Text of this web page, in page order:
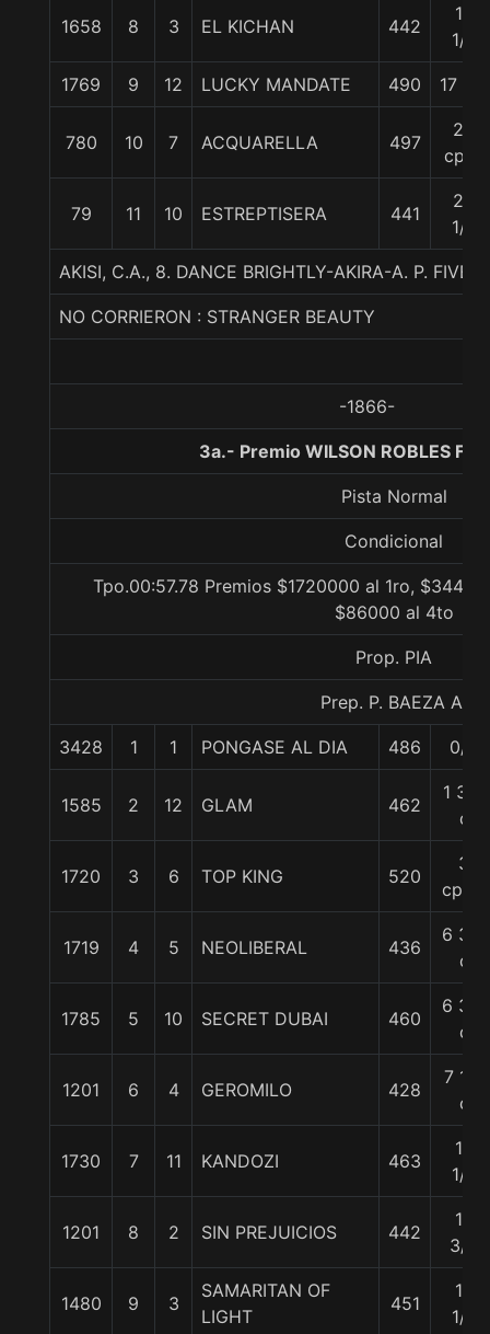
1658 8 3 EL KICHAN 442
14
1/2
1769 9 12 LUCKY MANDATE 490 17 1/2
780 10 7 ACQUARELLA 497
22
cpos
79 11 10 ESTREPTISERA 441
26
1/2
AKISI, C.A., 8. DANCE BRIGHTLY-AKIRA-A. P. FIVE
NO CORRIERON : STRANGER BEAUTY
-1866-
3a.- Premio WILSON ROBLES F.,
Pista Normal
Condicional
Tpo.00:57.78 Premios $1720000 al 1ro,
$86000 al 4to
Prop. PIA
Prep. P. BAEZA A.
3428 1 1 PONGASE AL DIA 486 0/0
1585 2 12 GLAM 462
1 3/4
c
1720 3 6 TOP KING 520
3
cpos.
1719 4 5 NEOLIBERAL 436
6 3/4
c
1785 5 10 SECRET DUBAI 460
6 3/4
c
1201 6 4 GEROMILO 428
7 1/2
c
1730 7 11 KANDOZI 463
12
1/2
1201 8 2 SIN PREJUICIOS 442
15
3/4
1480 9 3
SAMARITAN OF
LIGHT
451
16
1/4